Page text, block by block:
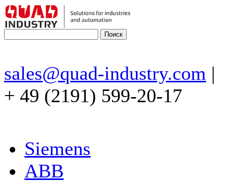
sales@quad-industry.com |
+ 49 (2191) 599-20-17
Siemens
ABB